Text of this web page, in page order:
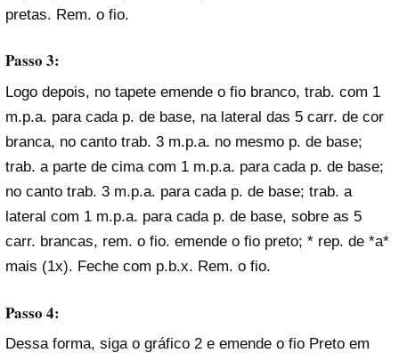
pretas. Rem. o fio.
Passo 3:
Logo depois, no tapete emende o fio branco, trab. com 1
m.p.a. para cada p. de base, na lateral das 5 carr. de cor
branca, no canto trab. 3 m.p.a. no mesmo p. de base;
trab. a parte de cima com 1 m.p.a. para cada p. de base;
no canto trab. 3 m.p.a. para cada p. de base; trab. a
lateral com 1 m.p.a. para cada p. de base, sobre as 5
carr. brancas, rem. o fio. emende o fio preto; * rep. de *a*
mais (1x). Feche com p.b.x. Rem. o fio.
Passo 4:
Dessa forma, siga o gráfico 2 e emende o fio Preto em